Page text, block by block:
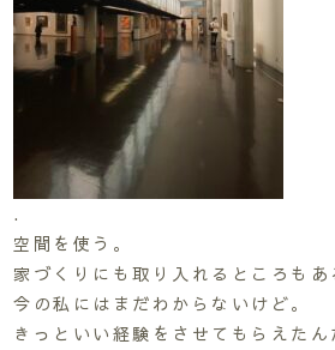
.
空間を使う。
家づくりにも取り入れるところもあ
今の私にはまだわからないけど。
きっといい経験をさせてもらえたん